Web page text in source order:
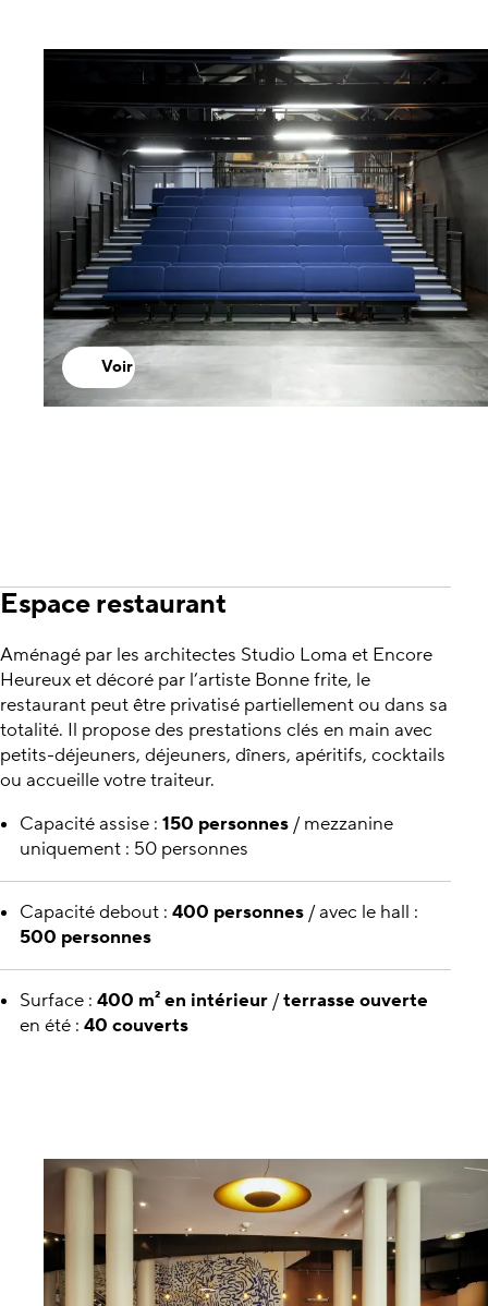
Voir
Espace restaurant
Aménagé par les architectes Studio Loma et Encore
Heureux et décoré par l’artiste Bonne frite, le
restaurant peut être privatisé partiellement ou dans sa
totalité. Il propose des prestations clés en main avec
petits-déjeuners, déjeuners, dîners, apéritifs, cocktails
ou accueille votre traiteur.
Capacité assise : 150 personnes / mezzanine
uniquement : 50 personnes
Capacité debout : 400 personnes / avec le hall :
500 personnes
Surface : 400 m² en intérieur /terrasse ouverte
en été : 40 couverts